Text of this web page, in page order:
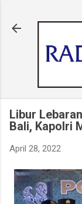
Libur
Bali, Kapolri
April 28, 2022